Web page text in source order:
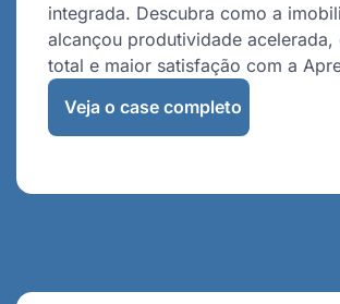
integrada. Descubra como a
alcançou produtividade acelerada,
total e maior satisfação com a
Veja o case completo